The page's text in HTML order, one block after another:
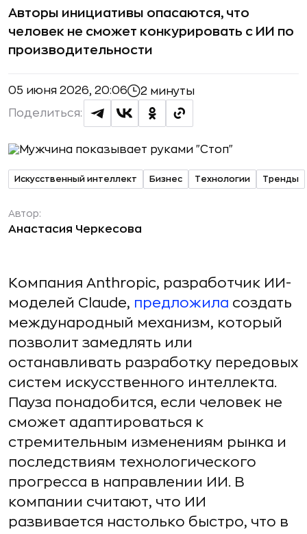
Авторы инициативы опасаются, что
человек не сможет конкурировать с ИИ по
производительности
05 июня 2026, 20:06 2 минуты
Поделиться:
Искусственный интеллект Бизнес Технологии Тренды
Автор:
Анастасия Черкесова
Компания Anthropic, разработчик ИИ-
моделей Claude, предложила создать
международный механизм, который
позволит замедлять или
останавливать разработку передовых
систем искусственного интеллекта.
Пауза понадобится, если человек не
сможет адаптироваться к
стремительным изменениям рынка и
последствиям технологического
прогресса в направлении ИИ. В
компании считают, что ИИ
развивается настолько быстро, что в